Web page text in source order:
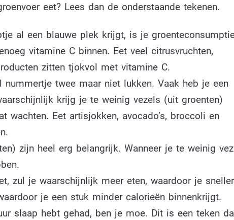
eet? Lees dan de onderstaande tekenen.
al een blauwe plek krijgt, is je
vitamine C binnen. Eet veel citrusvruchten,
zitten tjokvol met vitamine C.
twee maar niet lukken. Vaak heb je een
krijg je te weinig vezels (uit groenten)
Eet artisjokken, avocado’s, broccoli en
zijn heel erg belangrijk. Wanneer je te weinig
zul je waarschijnlijk meer eten, waardoor je sneller
je een stuk minder calorieën binnenkrijgt.
slaap hebt gehad, ben je moe. Dit is een teken